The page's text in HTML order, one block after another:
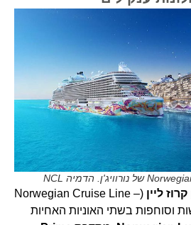
ליין
(Norwegian Cruise Line –